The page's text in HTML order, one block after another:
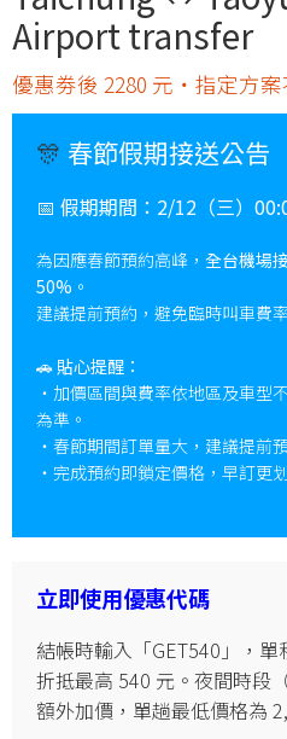
Airport transfer
優惠劵後 2280 元・指定方
🎊 春節假期接送公告
📅 假期期間： 2/12（三）
為因應春節預約高峰， 全台機場
50% 。
建議提前預約，避免臨時叫車費
🚗 貼心提醒：
・加價區間與費率依地區及車型
為準。
・春節期間訂單量大，建議提前
・完成預約即鎖定價格，早訂更
立即使用優惠代碼
結帳時輸入「GET540」，
折抵最高 540 元。夜間時段
額外加價，單趟最低價格為